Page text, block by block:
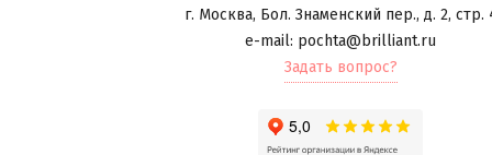
г. Москва, Бол. Знаменский пер., д. 2, стр.
e-mail: pochta@brilliant.ru
Задать вопрос?